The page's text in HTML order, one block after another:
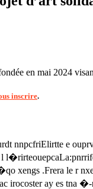
en mai 2024
inscrire.
nnpcfriElirtte e
l
xengs .Frera
irocoster ay es